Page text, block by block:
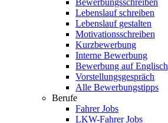
Bewerbungsschreiben
Lebenslauf schreiben
Lebenslauf gestalten
Motivationsschreiben
Kurzbewerbung
Interne Bewerbung
Bewerbung auf Englisch
Vorstellungsgespräch
Alle Bewerbungstipps
Berufe
Fahrer Jobs
LKW-Fahrer Jobs